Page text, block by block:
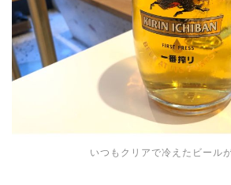
いつもクリアで冷えたビール